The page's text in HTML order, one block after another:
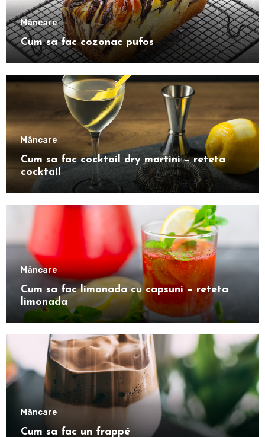
Mâncare
Cum sa fac cozonac pufos
Mâncare
Cum sa fac cocktail dry martini – reteta
cocktail
Mâncare
Cum sa fac limonada cu capsuni – reteta
limonada
Mâncare
Cum sa fac un frappé